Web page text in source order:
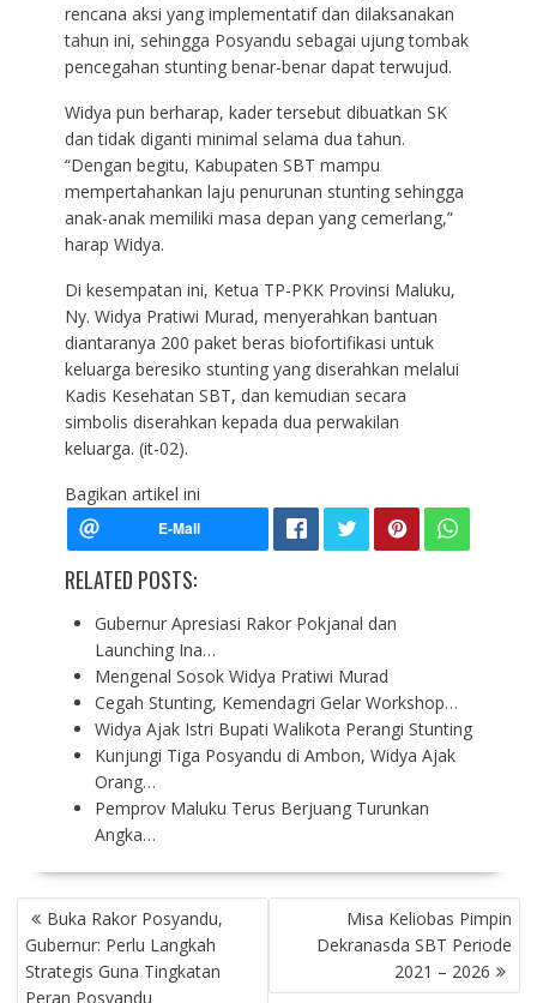
rencana aksi yang implementatif dan dilaksanakan
tahun ini, sehingga Posyandu sebagai ujung tombak
pencegahan stunting benar-benar dapat terwujud.
Widya pun berharap, kader tersebut dibuatkan SK
dan tidak diganti minimal selama dua tahun.
“Dengan begitu, Kabupaten SBT mampu
mempertahankan laju penurunan stunting sehingga
anak-anak memiliki masa depan yang cemerlang,”
harap Widya.
Di kesempatan ini, Ketua TP-PKK Provinsi Maluku,
Ny. Widya Pratiwi Murad, menyerahkan bantuan
diantaranya 200 paket beras biofortifikasi untuk
keluarga beresiko stunting yang diserahkan melalui
Kadis Kesehatan SBT, dan kemudian secara
simbolis diserahkan kepada dua perwakilan
keluarga. (it-02).
Bagikan artikel ini
RELATED POSTS:
Gubernur Apresiasi Rakor Pokjanal dan
Launching Ina…
Mengenal Sosok Widya Pratiwi Murad
Cegah Stunting, Kemendagri Gelar Workshop…
Widya Ajak Istri Bupati Walikota Perangi Stunting
Kunjungi Tiga Posyandu di Ambon, Widya Ajak
Orang…
Pemprov Maluku Terus Berjuang Turunkan
Angka…
P
O
S
T
Buka Rakor Posyandu,
Gubernur: Perlu Langkah
Strategis Guna Tingkatan
Peran Posyandu
Misa Keliobas Pimpin
Dekranasda SBT Periode
2021 – 2026